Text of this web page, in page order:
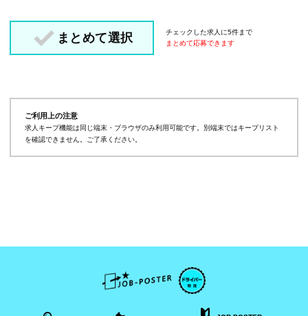
まとめて選択 チェックした求人に5件まで
まとめて応募できます
ご利用上の注意
求人キープ機能は同じ端末・ブラウザのみ利用可能です。別端末ではキープリスト
を確認できません。ご了承ください。